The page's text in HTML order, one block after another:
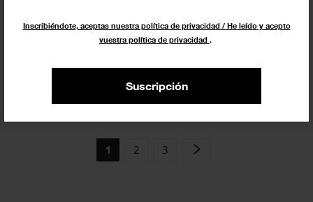
Inscribiéndote, aceptas nuestra política de privacidad / He leído y acepto
vuestra política de privacidad .
Suscripción
TEA Tenerife anuncia un programa
especial para el Día Internacional
19 MAYO 2023
1 2 3